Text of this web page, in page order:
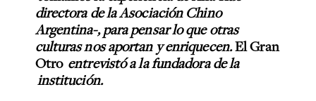
directora de la Asociación Chino
Argentina-, para pensar lo que otras
culturas nos aportan y enriquecen.El Gran
Otroentrevistó a la fundadora de la
institución.